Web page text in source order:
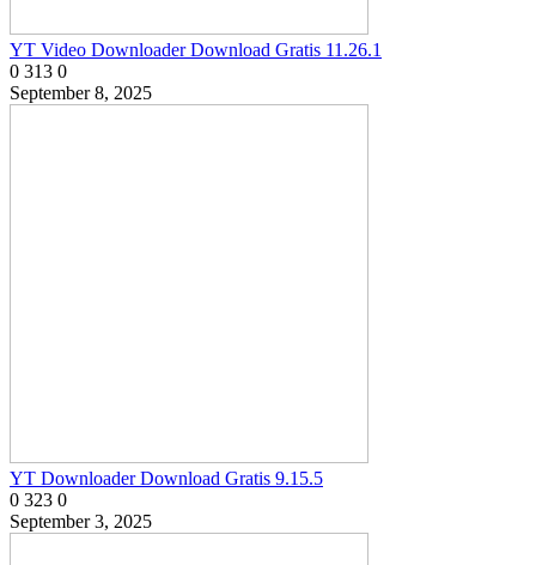
YT Video Downloader Download Gratis 11.26.1
0 313 0
September 8, 2025
YT Downloader Download Gratis 9.15.5
0 323 0
September 3, 2025